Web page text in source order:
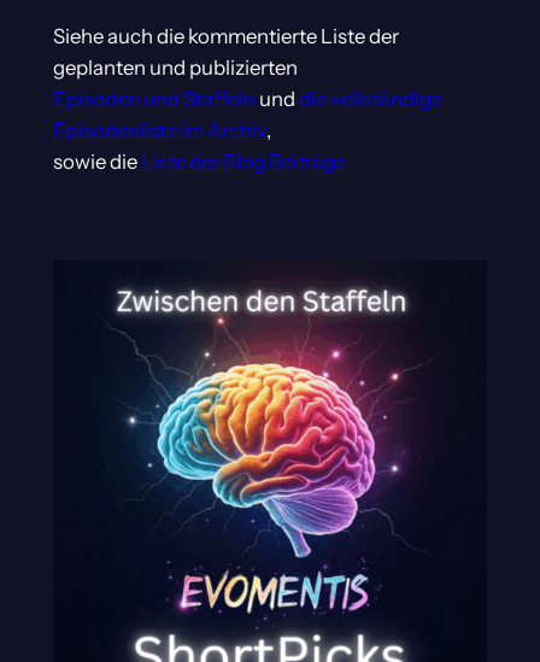
Siehe auch die kommentierte Liste der
geplanten und publizierten
Episoden und Staffeln und die vollständige
Episodenliste im Archiv,
sowie die Liste der Blog Beiträge